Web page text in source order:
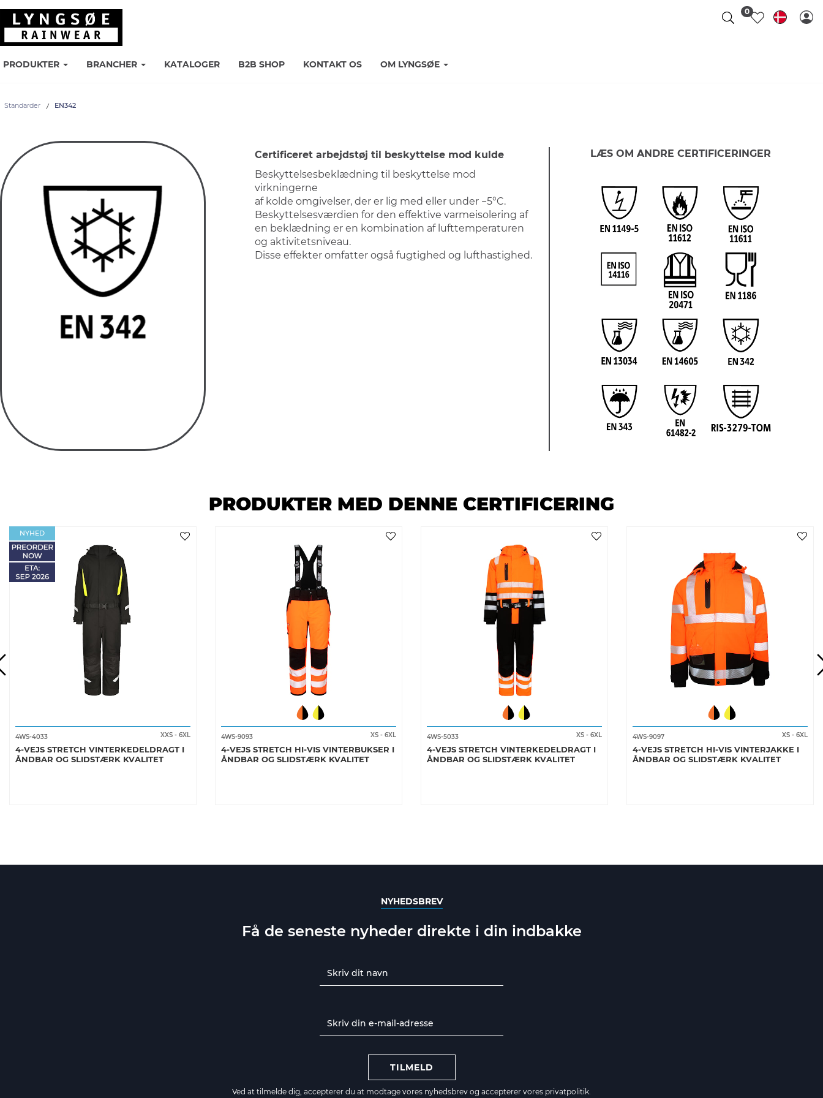
PRODUKTER BRANCHER KATALOGER B2B SHOP KONTAKT OS OM LYNGSØE
0
Standarder EN342
Certificeret arbejdstøj til beskyttelse mod kulde
Beskyttelsesbeklædning til beskyttelse mod
virkningerne
af kolde omgivelser, der er lig med eller under −5°C.
Beskyttelsesværdien for den effektive varmeisolering af
en beklædning er en kombination af lufttemperaturen
og aktivitetsniveau.
Disse effekter omfatter også fugtighed og lufthastighed.
LÆS OM ANDRE CERTIFICERINGER
PRODUKTER MED DENNE CERTIFICERING
NYHED
4WS-4033
4-VEJS STRETCH VINTERKEDELDRAGT I
ÅNDBAR OG SLIDSTÆRK KVALITET
XXS - 6XL 4WS-9093
4-VEJS STRETCH HI-VIS VINTERBUKSER I
ÅNDBAR OG SLIDSTÆRK KVALITET
XS - 6XL 4WS-5033
4-VEJS STRETCH VINTERKEDELDRAGT I
ÅNDBAR OG SLIDSTÆRK KVALITET
XS - 6XL 4WS-9097
4-VEJS STRETCH HI-VIS VINTERJAKKE I
ÅNDBAR OG SLIDSTÆRK KVALITET
XS - 6XL
NYHEDSBREV
Få de seneste nyheder direkte i din indbakke
TILMELD
Ved at tilmelde dig, accepterer du at modtage vores nyhedsbrev og accepterer vores privatpolitik.